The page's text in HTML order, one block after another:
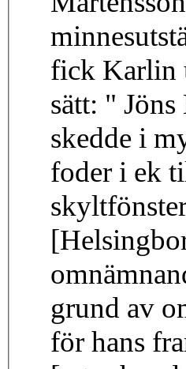
fick Karlin
sätt: "
skedde i
foder i ek
grund av
för hans